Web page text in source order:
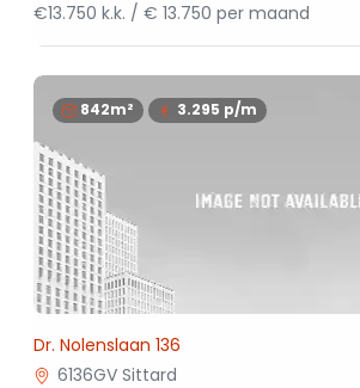
€13.750 k.k. / € 13.750 per maand
842m² 3.295 p/m
Dr. Nolenslaan 136
6136GV Sittard